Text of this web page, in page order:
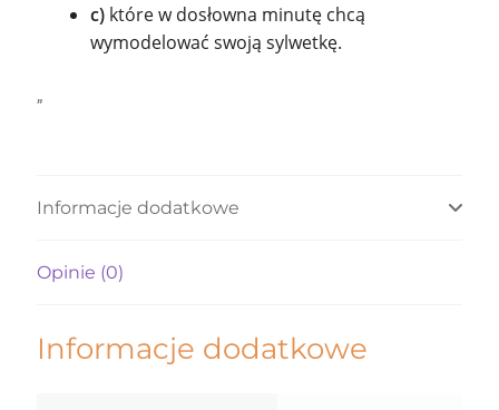
c)które w dosłowna minutę chcą
wymodelować swoją sylwetkę.
„
Informacje dodatkowe
Opinie (0)
Informacje dodatkowe